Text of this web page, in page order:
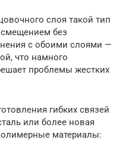
слоя такой тип
смещением без
с обоими слоями —
что намного
проблемы жестких
гибких связей
или более новая
материалы: